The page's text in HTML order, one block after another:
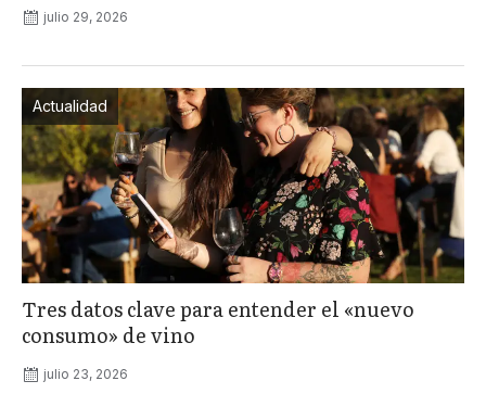
julio 29, 2026
Actualidad
Tres datos clave para entender el «nuevo
consumo» de vino
julio 23, 2026